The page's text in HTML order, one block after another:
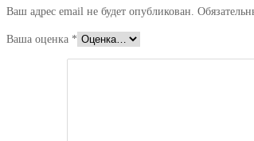
A3,
GOLF
V/PASSAT/TOURAN/
Ваш адрес email не будет опубликован.
Ваша оценка *